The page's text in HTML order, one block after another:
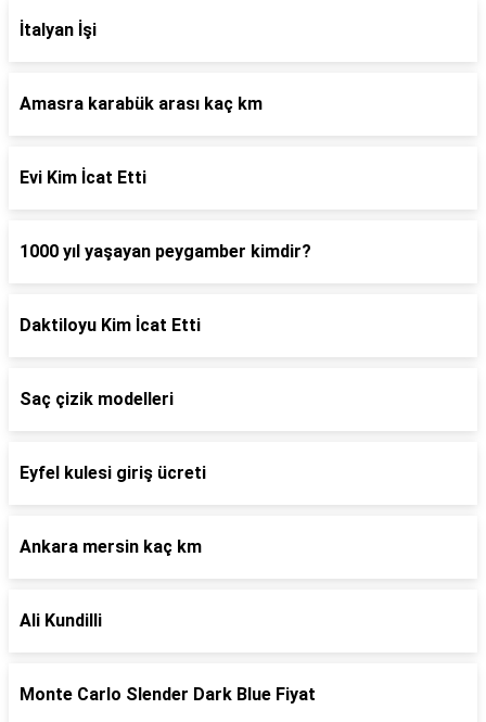
İtalyan İşi
Amasra karabük arası kaç km
Evi Kim İcat Etti
1000 yıl yaşayan peygamber kimdir?
Daktiloyu Kim İcat Etti
Saç çizik modelleri
Eyfel kulesi giriş ücreti
Ankara mersin kaç km
Ali Kundilli
Monte Carlo Slender Dark Blue Fiyat